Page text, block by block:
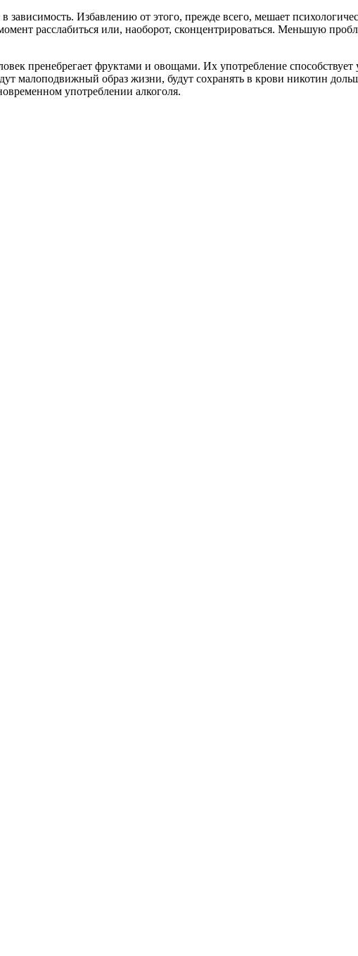
Избавлению от этого, прежде всего, мешает
расслабиться или, наоборот, сконцентрироваться. Меньшую
пренебрегает фруктами и овощами. Их употребление
малоподвижный образ жизни, будут сохранять в крови никотин
употреблении алкоголя.